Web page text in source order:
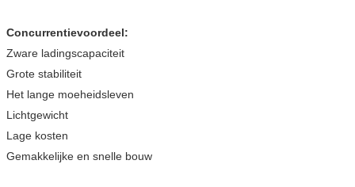
Concurrentievoordeel:
Zware ladingscapaciteit
Grote stabiliteit
Het lange moeheidsleven
Lichtgewicht
Lage kosten
Gemakkelijke en snelle bouw